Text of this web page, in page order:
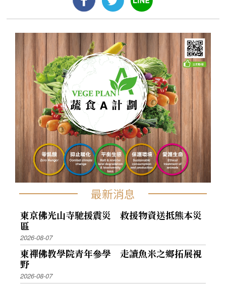
最新消息
東京佛光山寺馳援震災 救援物資送抵熊本災
區
2026-08-07
東禪佛教學院青年參學 走讀魚米之鄉拓展視
野
2026-08-07